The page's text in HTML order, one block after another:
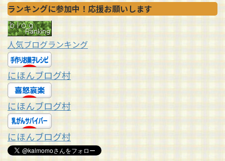
ランキングに参加中！応援お願いします
人気ブログランキング
にほんブログ村
にほんブログ村
にほんブログ村